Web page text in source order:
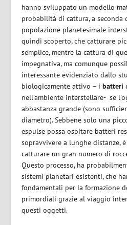
hanno sviluppato un modello
probabilità di cattura, a seconda
popolazione planetesimale
quindi scoperto, che catturare
semplice, mentre la cattura di
impegnativa, ma comunque
interessante evidenziato dallo
biologicamente attivo – i batteri
nell’ambiente interstellare- se
abbastanza grande (sono
diametro). Sebbene solo una
espulse possa ospitare batteri
sopravvivere a lunghe distanze,
catturare un gran numero di
Questo processo, ha
sistemi planetari esistenti, che
fondamentali per la formazione
primordiali grazie al viaggio
questi oggetti.